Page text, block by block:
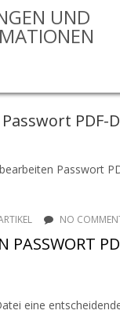
UND
PDF-
Passwort
NO
PASSWORT
eine